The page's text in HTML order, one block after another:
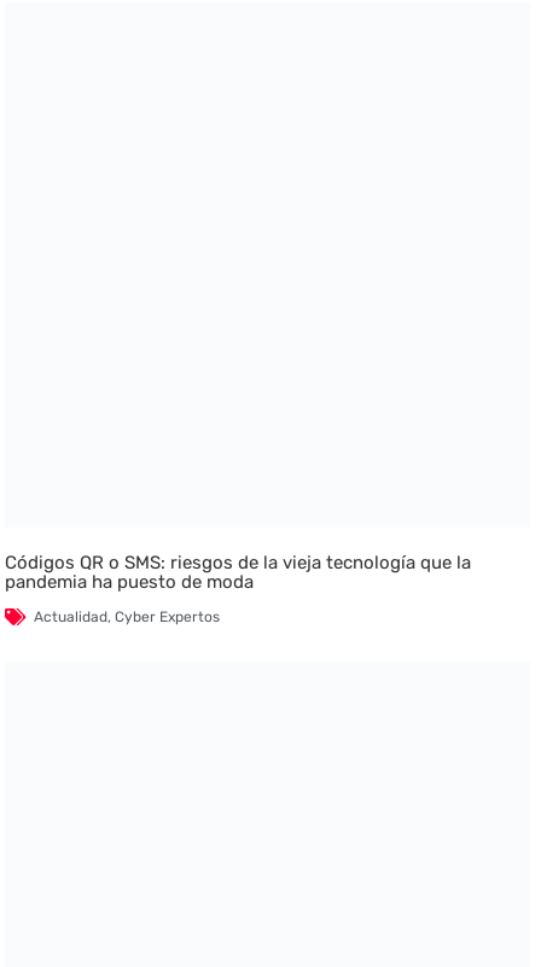
Códigos QR o SMS: riesgos de la vieja tecnología que la
pandemia ha puesto de moda
Actualidad,Cyber Expertos